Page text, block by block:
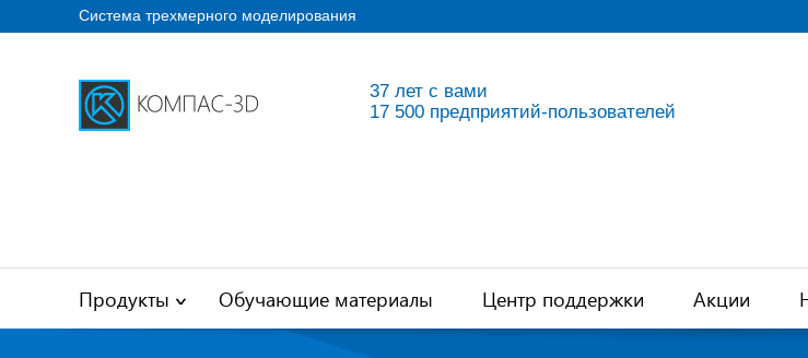
Система трехмерного моделирования
37 лет с вами
17 500 предприятий-пользователей
Продукты Обучающие материалы Центр поддержки Акции